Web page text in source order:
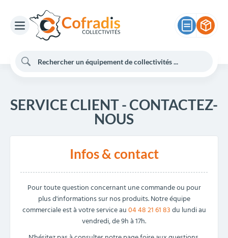
SERVICE CLIENT - CONTACTEZ-
NOUS
Infos & contact
Pour toute question concernant une commande ou pour
plus d'informations sur nos produits. Notre équipe
commerciale est à votre service au04 48 21 61 83du lundi au
vendredi, de 9h à 17h.